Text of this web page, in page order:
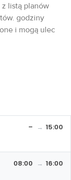
listą planów
godziny
i mogą ulec
– 15:00
08:00 16:00